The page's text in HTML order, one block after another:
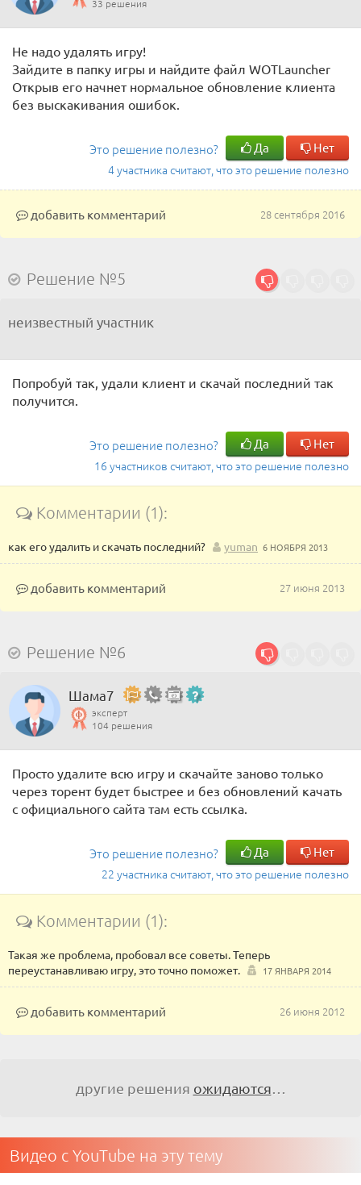
33 решения
Не надо удалять игру!
Зайдите в папку игры и найдите файл WOTLauncher
Открыв его начнет нормальное обновление клиента
без выскакивания ошибок.
Это решение полезно? Да Нет
4 участника считают, что это решение полезно
28 сентября 2016
добавить комментарий
Решение №5
неизвестный участник
Попробуй так, удали клиент и скачай последний так
получится.
Это решение полезно? Да Нет
16 участников считают, что это решение полезно
Комментарии (1):
как его удалить и скачать последний? yuman 6 НОЯБРЯ 2013
27 июня 2013
добавить комментарий
Решение №6
Шама7
эксперт
104 решения
Просто удалите всю игру и скачайте заново только
через торент будет быстрее и без обновлений качать
с официального сайта там есть ссылка.
Это решение полезно? Да Нет
22 участника считают, что это решение полезно
Комментарии (1):
Такая же проблема, пробовал все советы. Теперь
переустанавливаю игру, это точно поможет.
17 ЯНВАРЯ 2014
26 июня 2012
добавить комментарий
другие решения ожидаются
Видео с YouTube на эту тему